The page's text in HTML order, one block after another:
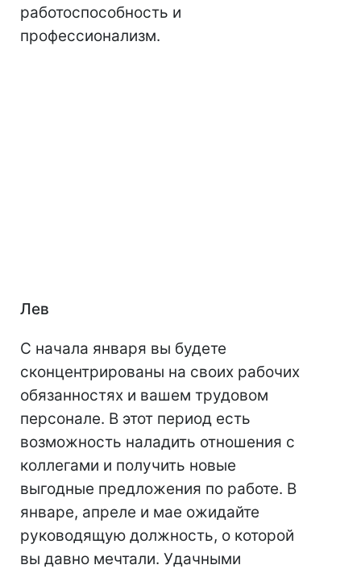
работоспособность и
профессионализм.
Лев
С начала января вы будете
сконцентрированы на своих рабочих
обязанностях и вашем трудовом
персонале. В этот период есть
возможность наладить отношения с
коллегами и получить новые
выгодные предложения по работе. В
январе, апреле и мае ожидайте
руководящую должность, о которой
вы давно мечтали. Удачными